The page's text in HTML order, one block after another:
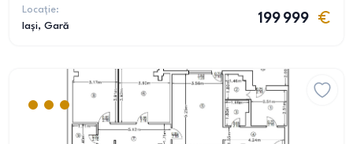
Locație:
Iași, Gară
199 999